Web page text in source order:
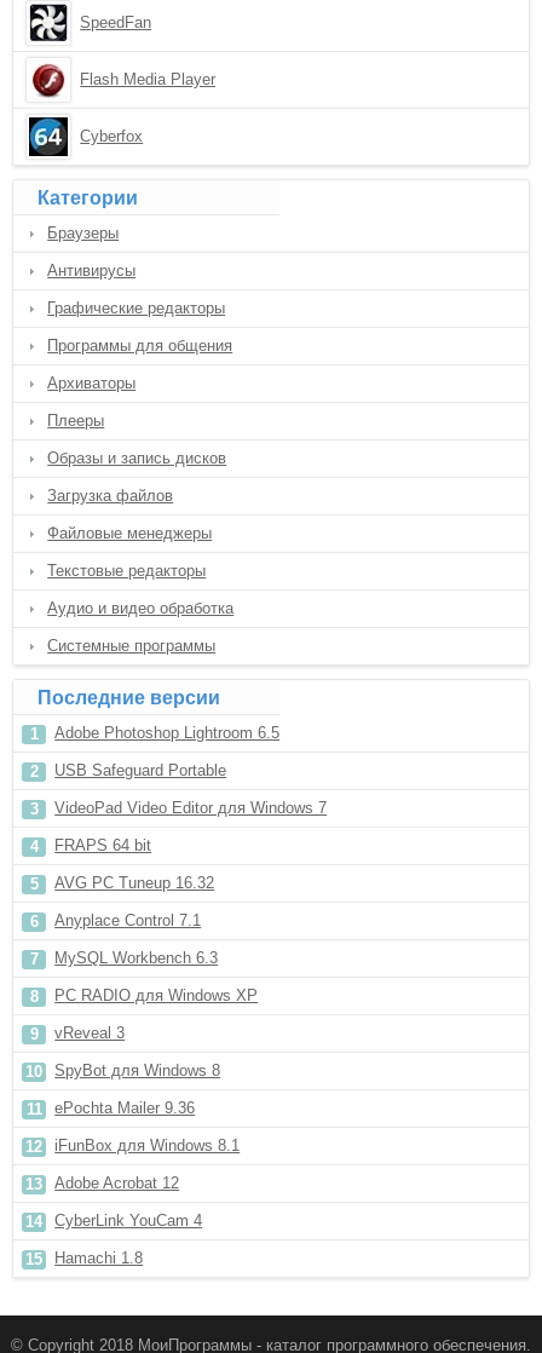
SpeedFan
Flash Media Player
Cyberfox
Категории
Браузеры
Антивирусы
Графические редакторы
Программы для общения
Архиваторы
Плееры
Образы и запись дисков
Загрузка файлов
Файловые менеджеры
Текстовые редакторы
Аудио и видео обработка
Системные программы
Последние версии
Adobe Photoshop Lightroom 6.5
USB Safeguard Portable
VideoPad Video Editor для Windows 7
FRAPS 64 bit
AVG PC Tuneup 16.32
Anyplace Control 7.1
MySQL Workbench 6.3
PC RADIO для Windows XP
vReveal 3
SpyBot для Windows 8
ePochta Mailer 9.36
iFunBox для Windows 8.1
Adobe Acrobat 12
CyberLink YouCam 4
Hamachi 1.8
© Copyright 2018 МоиПрограммы - каталог программного обеспечения.